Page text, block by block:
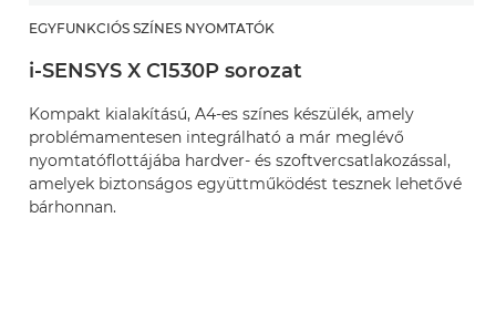
EGYFUNKCIÓS SZÍNES NYOMTATÓK
i-SENSYS X C1530P sorozat
Kompakt kialakítású, A4-es színes készülék, amely
problémamentesen integrálható a már meglévő
nyomtatóflottájába hardver- és szoftvercsatlakozással,
amelyek biztonságos együttműködést tesznek lehetővé
bárhonnan.